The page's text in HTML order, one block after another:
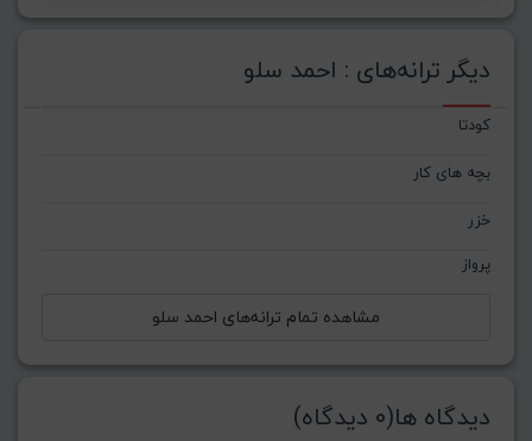
دیگر ترانه‌های : احمد سلو
کودتا
بچه های کار
خزر
پرواز
مشاهده تمام ترانه‌های احمد سلو
دیدگاه ها(0 دیدگاه)